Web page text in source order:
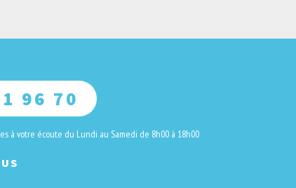
96 70
à votre écoute du Lundi au Samedi de 8h00 à 18h00